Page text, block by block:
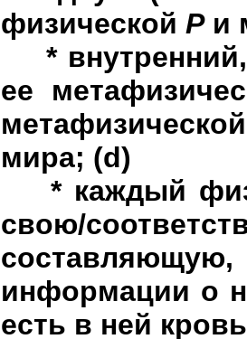
физической Pи
*
ее
мира; (d)
* каждый
свою/
информации о
есть в ней